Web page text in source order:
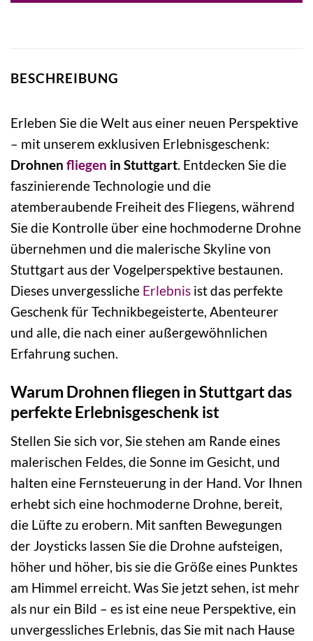
BESCHREIBUNG
Erleben Sie die Welt aus einer neuen Perspektive
– mit unserem exklusiven Erlebnisgeschenk:
Drohnen fliegen in Stuttgart. Entdecken Sie die
faszinierende Technologie und die
atemberaubende Freiheit des Fliegens, während
Sie die Kontrolle über eine hochmoderne Drohne
übernehmen und die malerische Skyline von
Stuttgart aus der Vogelperspektive bestaunen.
Dieses unvergessliche Erlebnis ist das perfekte
Geschenk für Technikbegeisterte, Abenteurer
und alle, die nach einer außergewöhnlichen
Erfahrung suchen.
Warum Drohnen fliegen in Stuttgart das
perfekte Erlebnisgeschenk ist
Stellen Sie sich vor, Sie stehen am Rande eines
malerischen Feldes, die Sonne im Gesicht, und
halten eine Fernsteuerung in der Hand. Vor Ihnen
erhebt sich eine hochmoderne Drohne, bereit,
die Lüfte zu erobern. Mit sanften Bewegungen
der Joysticks lassen Sie die Drohne aufsteigen,
höher und höher, bis sie die Größe eines Punktes
am Himmel erreicht. Was Sie jetzt sehen, ist mehr
als nur ein Bild – es ist eine neue Perspektive, ein
unvergessliches Erlebnis, das Sie mit nach Hause